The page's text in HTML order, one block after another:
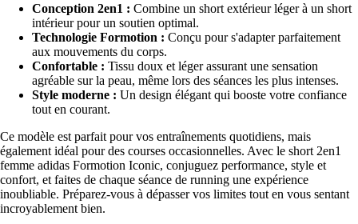
Conception 2en1 : Combine un short extérieur léger à un short
intérieur pour un soutien optimal.
Technologie Formotion : Conçu pour s'adapter parfaitement
aux mouvements du corps.
Confortable : Tissu doux et léger assurant une sensation
agréable sur la peau, même lors des séances les plus intenses.
Style moderne : Un design élégant qui booste votre confiance
tout en courant.
Ce modèle est parfait pour vos entraînements quotidiens, mais
également idéal pour des courses occasionnelles. Avec le short 2en1
femme adidas Formotion Iconic, conjuguez performance, style et
confort, et faites de chaque séance de running une expérience
inoubliable. Préparez-vous à dépasser vos limites tout en vous sentant
incroyablement bien.